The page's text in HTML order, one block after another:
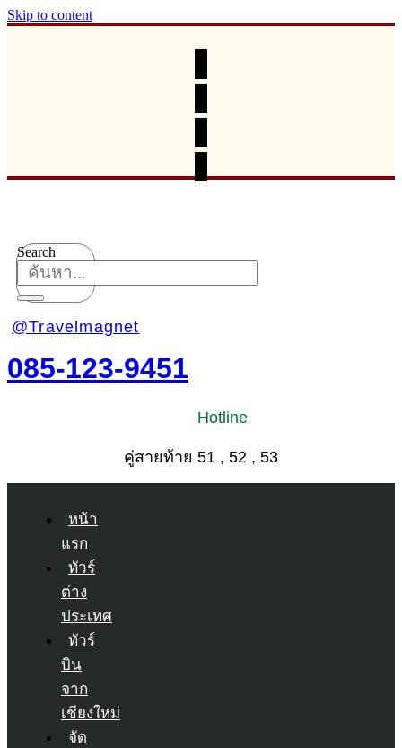
Skip to content
Search
@Travelmagnet
085-123-9451
Hotline
คู่สายท้าย 51 , 52 , 53
หน้า
แรก
ทัวร์
ต่าง
ประเทศ
ทัวร์
บิน
จาก
เชียงใหม่
จัด